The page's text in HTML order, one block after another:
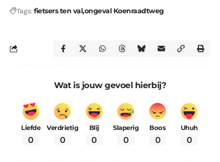
Tags:fietsers ten valongeval Koenraadtweg
Wat is jouw gevoel hierbij?
Liefde
0
Verdrietig
0
Blij
0
Slaperig
0
Boos
0
Uhuh
0